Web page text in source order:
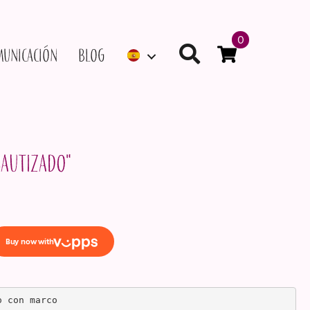
Blog
0
marco